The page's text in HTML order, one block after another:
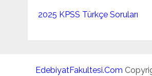
2025 KPSS Türkçe Soruları
EdebiyatFakultesi.Com